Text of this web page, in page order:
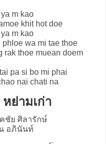
m kao
khit hot doe
m kao
wa mi tae thoe
rak thoe muean doem
pa si bo mi phai
nai chati na
หย่ามเก่า
ชัย ศิลารักษ์
น อภินันท์